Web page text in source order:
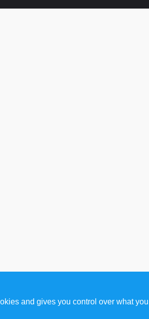
and gives you control over what you